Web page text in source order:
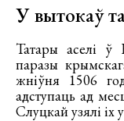
У вытокаў
Татары аселі
паразы
жніўня 1506
адступаць ад
Слуцкай узялі іх